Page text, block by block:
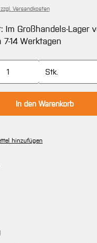
Versandkosten
Im Großhandels-Lager
14 Werktagen
Gib den
Stk.
In den Warenkorb
hinzufügen